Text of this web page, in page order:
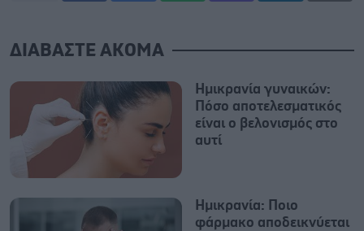
ΔΙΑΒΑΣΤΕ ΑΚΟΜΑ
Ημικρανία γυναικών:
Πόσο αποτελεσματικός
είναι ο βελονισμός στο
αυτί
Ημικρανία: Ποιο
φάρμακο αποδεικνύεται